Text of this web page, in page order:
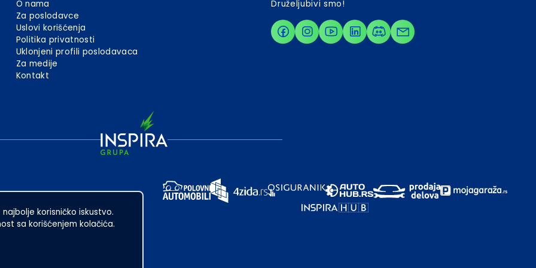
korisničko iskustvo.
sa korišćenjem kolačića.
O nama
Za poslodavce
Uslovi korišćenja
Politika privatnosti
Uklonjeni profili poslodavaca
Za medije
Kontakt
Druželjubivi smo!